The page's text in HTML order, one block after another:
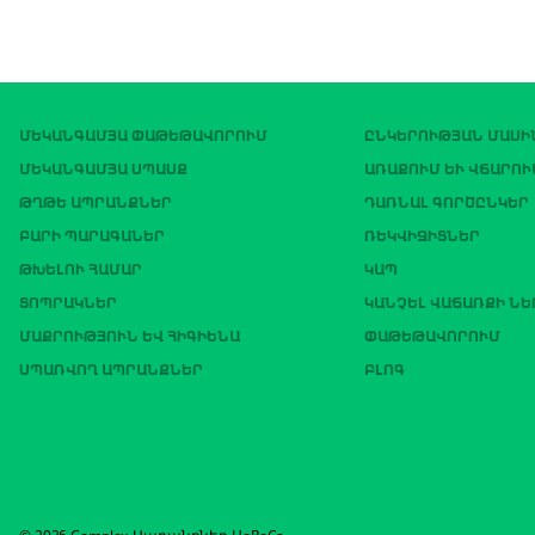
ՄԵԿԱՆԳԱՄՅԱ ՓԱԹԵԹԱՎՈՐՈՒՄ
ՄԵԿԱՆԳԱՄՅԱ ՍՊԱՍՔ
ԹՂԹԵ ԱՊՐԱՆՔՆԵՐ
ԲԱՐԻ ՊԱՐԱԳԱՆԵՐ
ԹԽԵԼՈՒ ՀԱՄԱՐ
ՏՈՊՐԱԿՆԵՐ
ՄԱՔՐՈՒԹՅՈՒՆ ԵՎ ՀԻԳԻԵՆԱ
ՍՊԱՌՎՈՂ ԱՊՐԱՆՔՆԵՐ
ԸՆԿԵՐՈՒԹՅԱՆ
ԱՌԱՔՈՒՄ ԵՒ
ԴԱՌՆԱԼ ԳՈՐԾԸՆԿԵՐ
ՌԵԿՎԻԶԻՏՆԵՐ
ԿԱՊ
ԿԱՆՉԵԼ ՎԱՃԱՌՔԻ
ՓԱԹԵԹԱՎՈՐՈՒՄ
ԲԼՈԳ